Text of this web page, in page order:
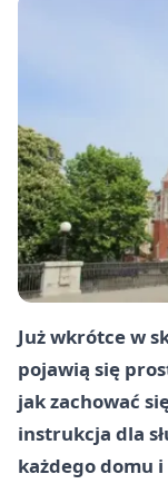
Już wkrótce w
pojawią się
jak zachować
instrukcja dla
każdego domu